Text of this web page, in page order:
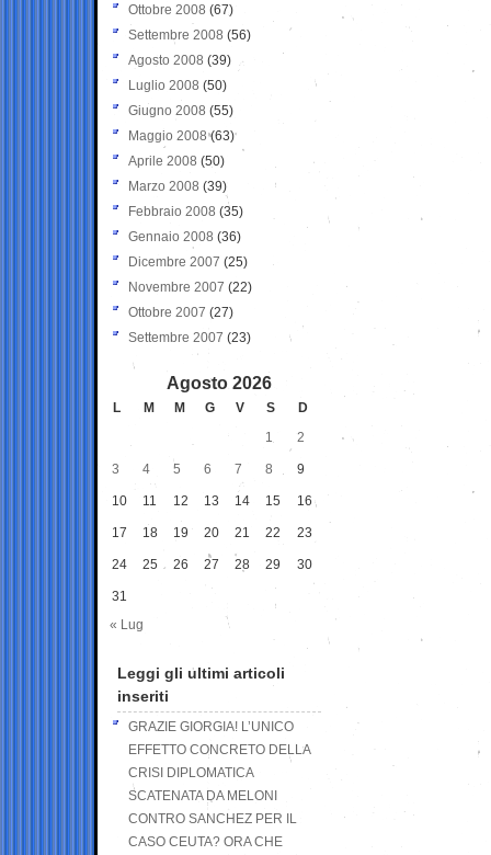
Ottobre 2008 (67)
Settembre 2008 (56)
Agosto 2008 (39)
Luglio 2008 (50)
Giugno 2008 (55)
Maggio 2008(63)
Aprile 2008 (50)
Marzo 2008 (39)
Febbraio 2008 (35)
Gennaio 2008 (36)
Dicembre 2007 (25)
Novembre 2007 (22)
Ottobre 2007 (27)
Settembre 2007 (23)
Agosto 2026
L M M G V S
D
1
2
3 4 5 6 7 8 9
10 11 12 13 14 15 16
17 18 19 20 21 22 23
24 25 26 27 28 29 30
31
« Lug
Leggi gli ultimi articoli
inseriti
GRAZIE GIORGIA! L’UNICO
EFFETTO CONCRETO DELLA
CRISI DIPLOMATICA
SCATENATA DA MELONI
CONTRO SANCHEZ PER IL
CASO CEUTA? ORA CHE